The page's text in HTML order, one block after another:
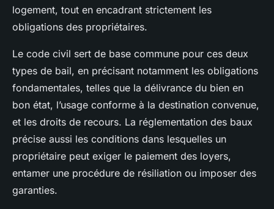
logement, tout en encadrant strictement les
obligations des propriétaires.
Le code civil sert de base commune pour ces deux
types de bail, en précisant notamment les obligations
fondamentales, telles que la délivrance du bien en
bon état, l’usage conforme à la destination convenue,
et les droits de recours. La réglementation des baux
précise aussi les conditions dans lesquelles un
propriétaire peut exiger le paiement des loyers,
entamer une procédure de résiliation ou imposer des
garanties.